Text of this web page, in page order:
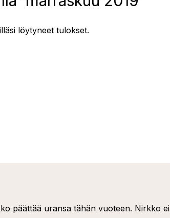
löytyneet tulokset.
päättää uransa tähän vuoteen. Nirkko ei